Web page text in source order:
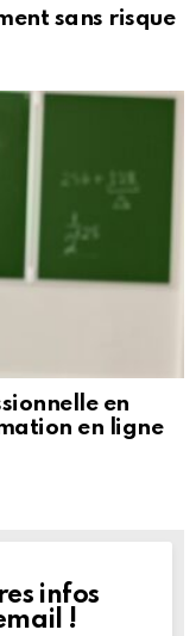
sans risque
en
en ligne
infos
!